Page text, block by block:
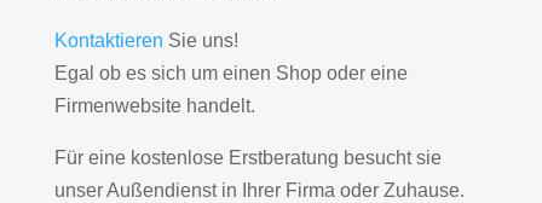
Kontaktieren Sie uns!
Egal ob es sich um einen Shop oder eine
Firmenwebsite handelt.
Für eine kostenlose Erstberatung besucht sie
unser Außendienst in Ihrer Firma oder Zuhause.